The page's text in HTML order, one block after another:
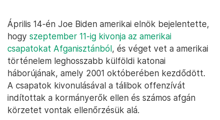
Április 14-én Joe Biden amerikai elnök bejelentette,
hogy szeptember 11-ig kivonja az amerikai
csapatokat Afganisztánból, és véget vet a amerikai
történelem leghosszabb külföldi katonai
háborújának, amely 2001 októberében kezdődött.
A csapatok kivonulásával a tálibok offenzívát
indítottak a kormányerők ellen és számos afgán
körzetet vontak ellenőrzésük alá.